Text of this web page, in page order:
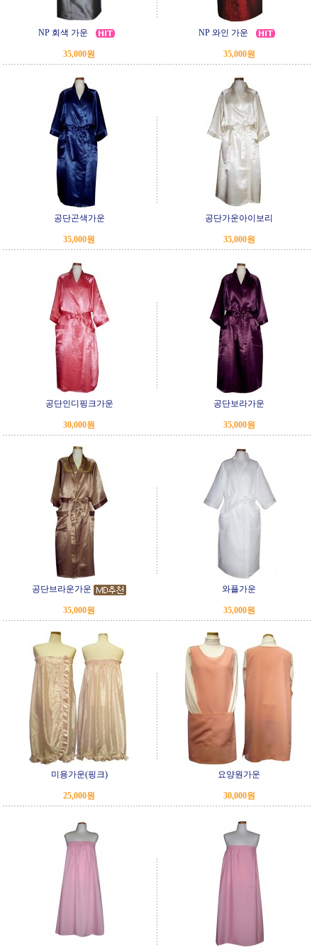
NP 회색 가운
35,000원
NP 와인 가운
35,000원
공단곤색가운
35,000원
공단가운아이보리
35,000원
공단인디핑크가운
30,000원
공단보라가운
35,000원
공단브라운가운
35,000원
와플가운
35,000원
미용가운(핑크)
25,000원
요양원가운
30,000원